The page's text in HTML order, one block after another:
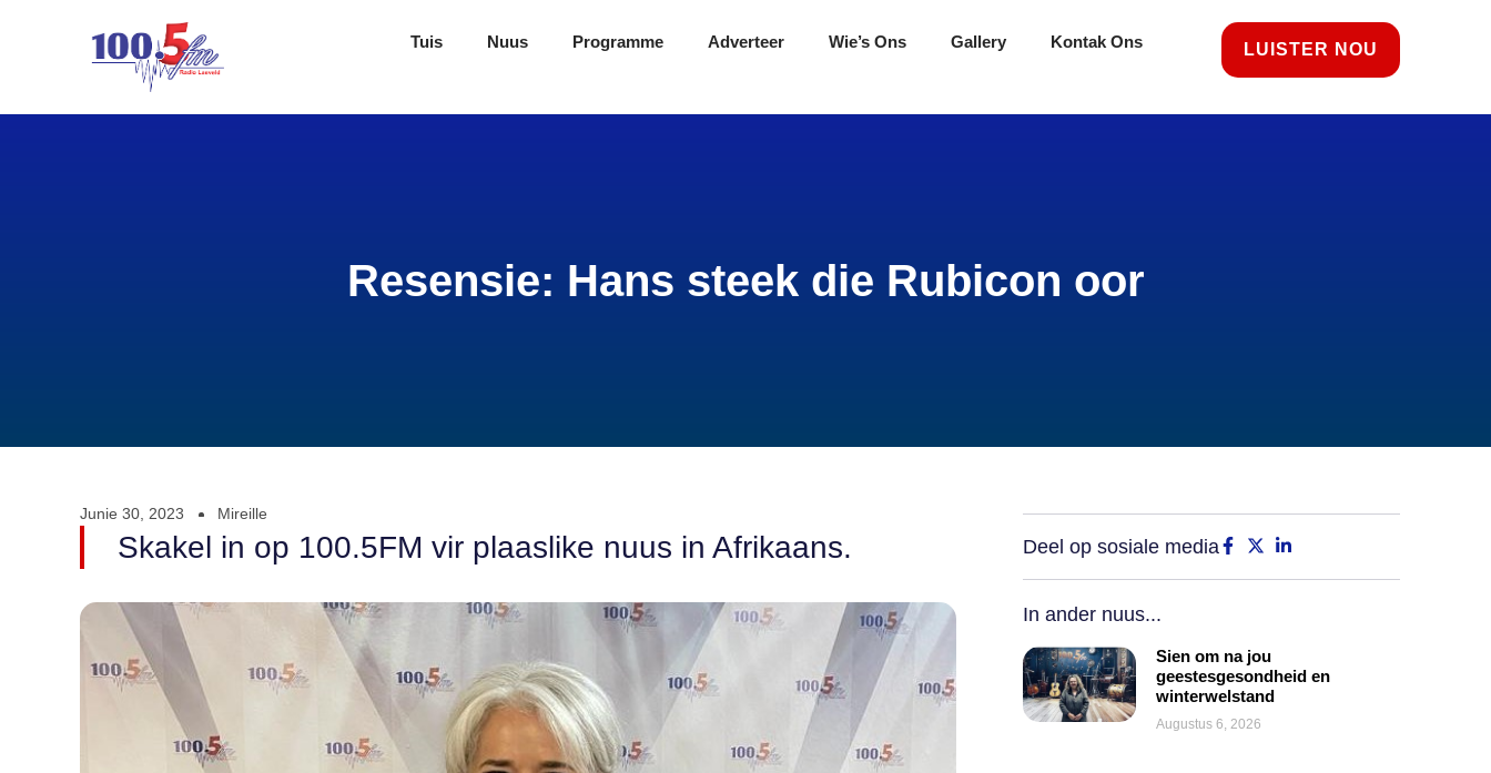
Tuis Nuus Programme Adverteer Wie’s Ons Gallery Kontak Ons LUISTER NOU
Resensie: Hans steek die Rubicon oor
Junie 30, 2023 Mireille
Skakel in op 100.5FM vir plaaslike nuus in Afrikaans. Deel op sosiale media
In ander nuus...
Sien om na jou
geestesgesondheid en
winterwelstand
Augustus 6, 2026